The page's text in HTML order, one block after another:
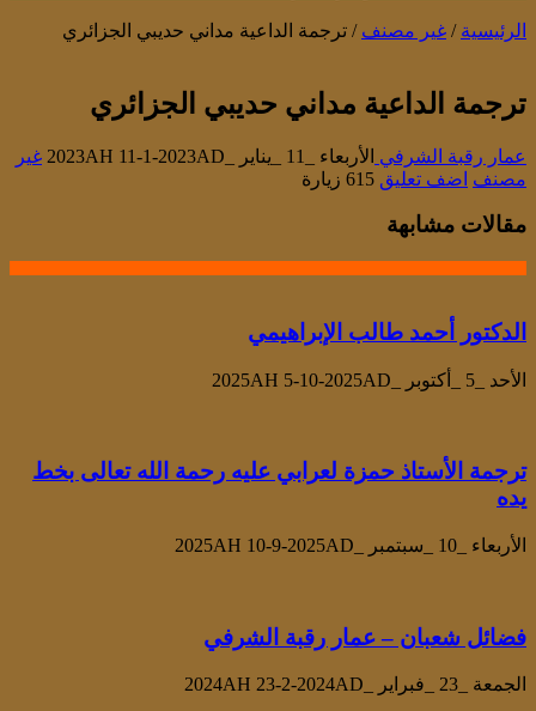
الرئيسية / غير مصنف / ترجمة الداعية مداني حديبي الجزائري
ترجمة الداعية مداني حديبي الجزائري
عمار رقبة الشرفي الأربعاء _11 _يناير _2023AH 11-1-2023AD
غير
مصنف اضف تعليق 615 زيارة
مقالات مشابهة
الدكتور أحمد طالب الإبراهيمي
الأحد _5 _أكتوبر _2025AH 5-10-2025AD
ترجمة الأستاذ حمزة لعرابي عليه رحمة الله تعالى بخط
يده
الأربعاء _10 _سبتمبر _2025AH 10-9-2025AD
فضائل شعبان – عمار رقبة الشرفي
الجمعة _23 _فبراير _2024AH 23-2-2024AD